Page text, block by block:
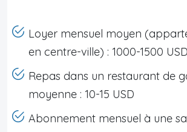
Loyer mensuel moyen
en centre-ville) : 1000-1500 USD
Repas dans un restaurant de
moyenne : 10-15 USD
Abonnement mensuel à une